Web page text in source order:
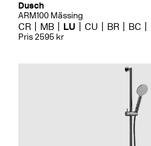
Dusch
ARM100 Mässing
CR MB LU CU BR BC
Pris 2595 kr